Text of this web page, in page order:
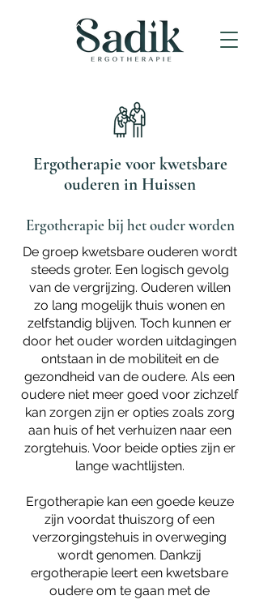
Ergotherapie voor kwetsbare
ouderen in Huissen
Ergotherapie bij het ouder worden
De groep kwetsbare ouderen wordt
steeds groter. Een logisch gevolg
van de vergrijzing. Ouderen willen
zo lang mogelijk thuis wonen en
zelfstandig blijven. Toch kunnen er
door het ouder worden uitdagingen
ontstaan in de mobiliteit en de
gezondheid van de oudere. Als een
oudere niet meer goed voor zichzelf
kan zorgen zijn er opties zoals zorg
aan huis of het verhuizen naar een
zorgtehuis. Voor beide opties zijn er
lange wachtlijsten.
Ergotherapie kan een goede keuze
zijn voordat thuiszorg of een
verzorgingstehuis in overweging
wordt genomen. Dankzij
ergotherapie leert een kwetsbare
oudere om te gaan met de